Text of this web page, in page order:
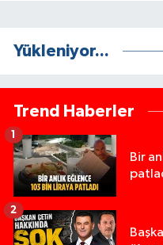
Yükleniyor...
Trend Haberler
Bir
1
2